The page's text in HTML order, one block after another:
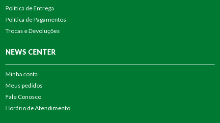
Política de Entrega
Política de Pagamentos
Trocas e Devoluções
NEWS CENTER
Minha conta
Meus pedidos
Fale Conosco
Horário de Atendimento